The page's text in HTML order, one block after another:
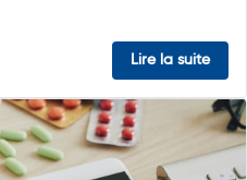
Lire la suite